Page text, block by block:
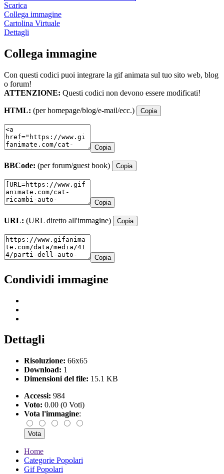
Scarica
Collega immagine
Cartolina Virtuale
Dettagli
Collega immagine
Con questi codici puoi integrare la gif animata sul tuo sito web, blog
o forum!
ATTENZIONE: Questi codici non devono essere modificati!
HTML: (per homepage/blog/e-mail/ecc.) Copia
Copia
BBCode: (per forum/guest book) Copia
Copia
URL: (URL diretto all'immagine) Copia
Copia
Condividi immagine
Dettagli
Risoluzione: 66x65
Download: 1
Dimensioni del file: 15.1 KB
Accessi: 984
Voto: 0.00 (0 Voti)
Vota l'immagine:
Home
Categorie Popolari
Gif Popolari